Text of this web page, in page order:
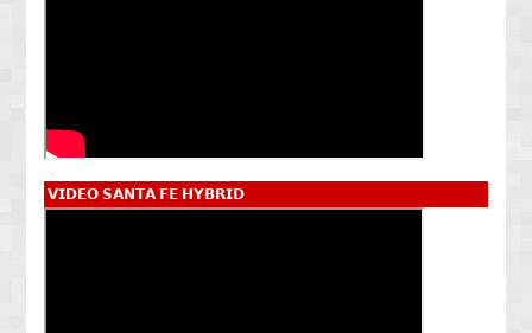
𝗩𝗜𝗗𝗘𝗢 𝗦𝗔𝗡𝗧𝗔 𝗙𝗘 𝗛𝗬𝗕𝗥𝗜𝗗